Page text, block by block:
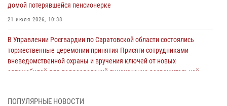
домой потерявшейся пенсионерке
21 июля 2026, 10:38
В Управлении Росгвардии по Саратовской области состоялись
торжественные церемонии принятия Присяги сотрудниками
вневедомственной охраны и вручения ключей от новых
автомобилей для подразделений лицензионно-разрешительной
ПОПУЛЯРНЫЕ НОВОСТИ